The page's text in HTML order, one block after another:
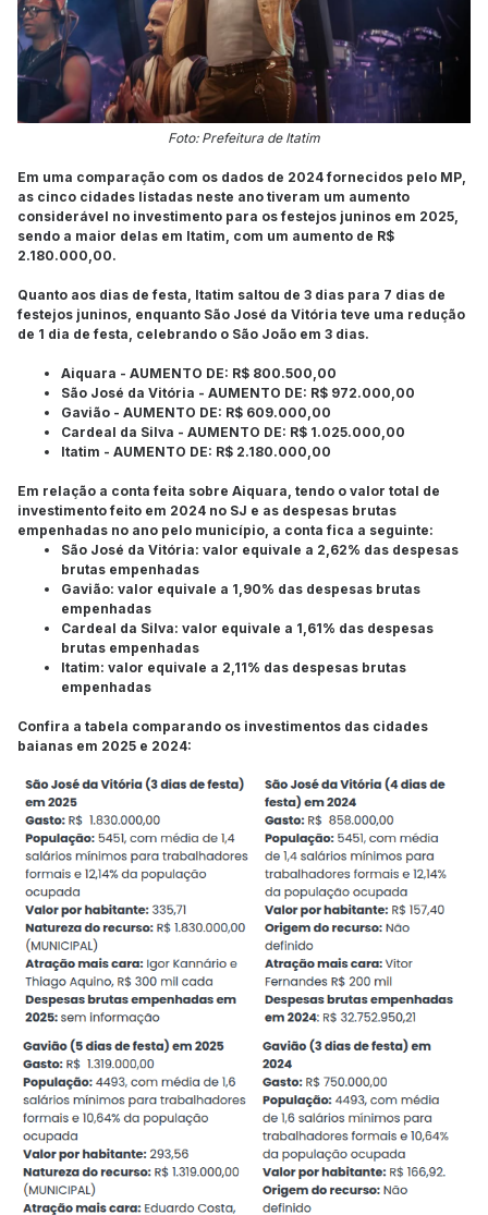
Foto: Prefeitura de Itatim
Em uma comparação com os dados de 2024 fornecidos pelo MP,
as cinco cidades listadas neste ano tiveram um aumento
considerável no investimento para os festejos juninos em 2025,
sendo a maior delas em Itatim, com um aumento de R$
2.180.000,00.
Quanto aos dias de festa, Itatim saltou de 3 dias para 7 dias de
festejos juninos, enquanto São José da Vitória teve uma redução
de 1 dia de festa, celebrando o São João em 3 dias.
Aiquara - AUMENTO DE: R$ 800.500,00
São José da Vitória - AUMENTO DE: R$ 972.000,00
Gavião - AUMENTO DE: R$ 609.000,00
Cardeal da Silva - AUMENTO DE: R$ 1.025.000,00
Itatim - AUMENTO DE: R$ 2.180.000,00
Em relação a conta feita sobre Aiquara, tendo o valor total de
investimento feito em 2024 no SJ e as despesas brutas
empenhadas no ano pelo município, a conta fica a seguinte:
São José da Vitória: valor equivale a 2,62% das despesas
brutas empenhadas
Gavião: valor equivale a 1,90% das despesas brutas
empenhadas
Cardeal da Silva: valor equivale a 1,61% das despesas
brutas empenhadas
Itatim: valor equivale a 2,11% das despesas brutas
empenhadas
Confira a tabela comparando os investimentos das cidades
baianas em 2025 e 2024: